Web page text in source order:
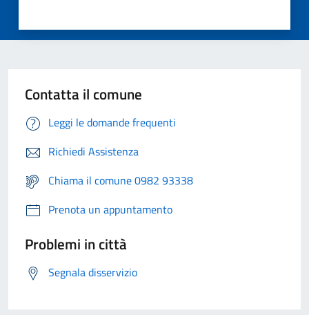
Contatta il comune
Leggi le domande frequenti
Richiedi Assistenza
Chiama il comune 0982 93338
Prenota un appuntamento
Problemi in città
Segnala disservizio